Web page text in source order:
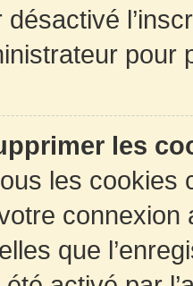
les
les cookies
que